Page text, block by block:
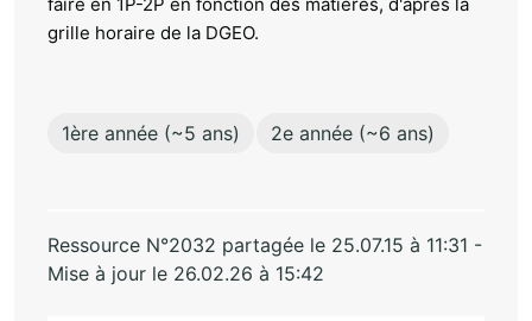
grille horaire de la DGEO.
1ère année (~5 ans) 2e année (~6 ans)
Ressource N°2032 partagée le 25.07.15 à 11:31 -
Mise à jour le 26.02.26 à 15:42